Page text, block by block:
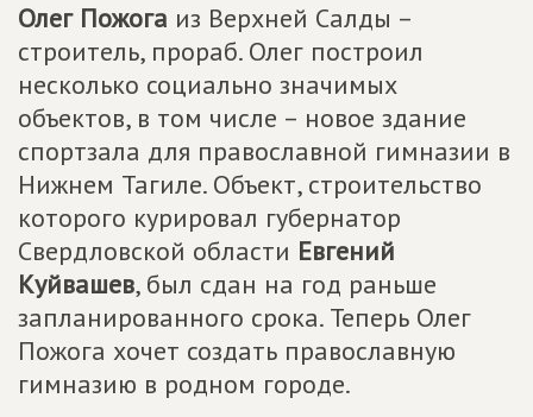
Олег Пожога из Верхней Салды –
строитель, прораб. Олег построил
несколько социально значимых
объектов, в том числе – новое здание
спортзала для православной гимназии в
Нижнем Тагиле. Объект, строительство
которого курировал губернатор
Свердловской области Евгений
Куйвашев, был сдан на год раньше
запланированного срока. Теперь Олег
Пожога хочет создать православную
гимназию в родном городе.